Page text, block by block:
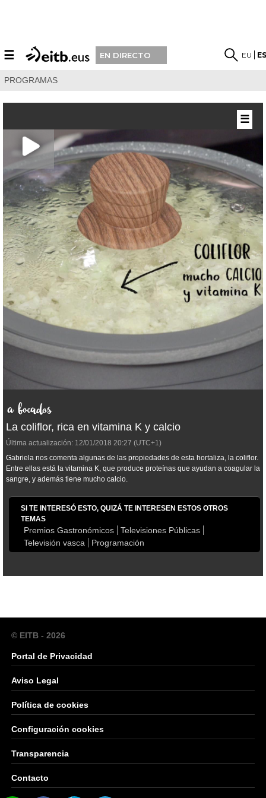
☰ EN DIRECTO EU
PROGRAMAS
La coliflor, rica en vitamina K y calcio
Última actualización: 12/01/2018 20:27 (UTC+1)
Gabriela nos comenta algunas de las propiedades de esta hortaliza, la coliflor.
Entre ellas está la vitamina K, que produce proteínas que ayudan a coagular la
sangre, y además tiene mucho calcio.
SI TE INTERESÓ ESTO, QUIZÁ TE INTERESEN ESTOS OTROS
TEMAS
Premios Gastronómicos
Televisiones Públicas
Televisión vasca
Programación
☰
© EITB - 2026
Portal de Privacidad
Aviso Legal
Política de cookies
Configuración cookies
Transparencia
Contacto